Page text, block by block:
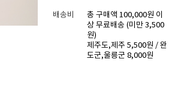
배송비
총 구매액 100,000원 이
상 무료배송 (미만 3,500
원)
제주도,제주 5,500원 / 완
도군,울릉군 8,000원